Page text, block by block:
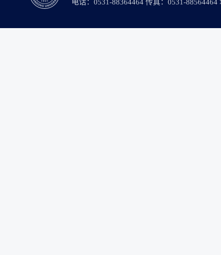
电话：0531-88364464 传真：0531-